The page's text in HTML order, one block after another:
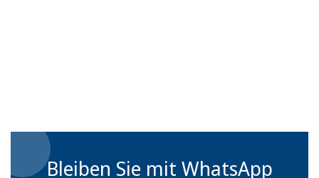
Bleiben Sie mit WhatsApp